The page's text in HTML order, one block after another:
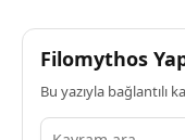
Filomythos
Bu yazıyla bağlantılı